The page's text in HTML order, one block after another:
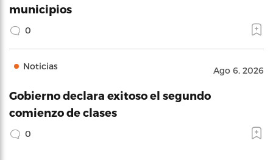
municipios
0
Noticias Ago 6, 2026
Gobierno declara exitoso el segundo
comienzo de clases
0